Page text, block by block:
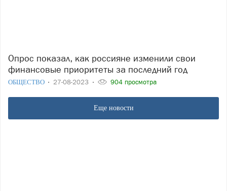
Опрос показал, как россияне изменили свои
финансовые приоритеты за последний год
ОБЩЕСТВО 27-08-2023 904 просмотра
Еще новости